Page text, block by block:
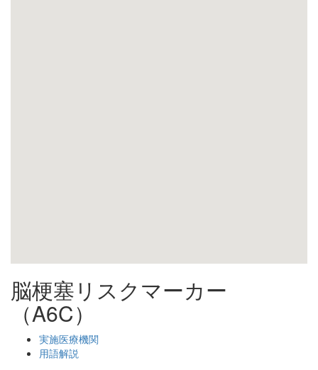
脳梗塞リスクマーカー
（A6C）
実施医療機関
用語解説